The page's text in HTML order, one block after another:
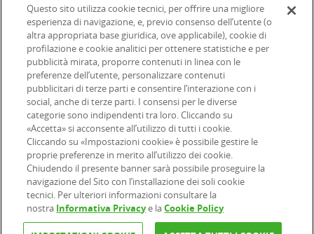
Email
info@onlinesim.it
Social
©2026 Online SIM, società del gruppo bancario ERSEL - P.IVA
12927410154
Informazioni legali| Dichiarazione di accessibilità
| | |
Questo sito utilizza cookie tecnici, per offrire una migliore
esperienza di navigazione, e, previo consenso dell’utente (o
altra appropriata base giuridica, ove applicabile), cookie di
profilazione e cookie analitici per ottenere statistiche e per
pubblicità mirata, proporre contenuti in linea con le
preferenze dell’utente, personalizzare contenuti
pubblicitari di terze parti e consentire l’interazione con i
social, anche di terze parti. I consensi per le diverse
categorie sono indipendenti tra loro. Cliccando su
«Accetta» si acconsente all’utilizzo di tutti i cookie.
Cliccando su «Impostazioni cookie» è possibile gestire le
proprie preferenze in merito all’utilizzo dei cookie.
Chiudendo il presente banner sarà possibile proseguire la
navigazione del Sito con l’installazione dei soli cookie
tecnici. Per ulteriori informazioni consultare la
nostra Informativa Privacye laCookie Policy